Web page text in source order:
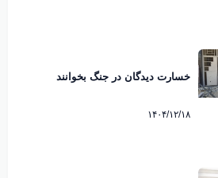
خسارت دیدگان در جنگ بخوانند
۱۴۰۴/۱۲/۱۸